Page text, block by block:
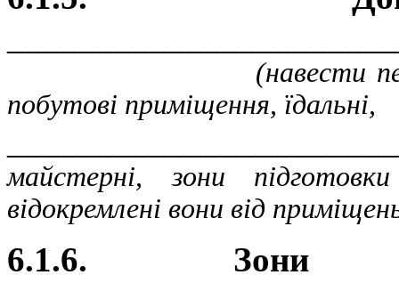
(навести перелік
побутові приміщення, їдальні,
майстерні, зони
відокремлені вони від
6.1.6. Зони